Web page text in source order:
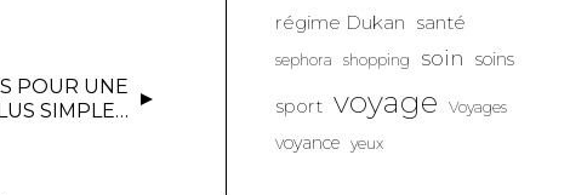
POUR UNE
SIMPLE…
régime Dukan santé
sephora shopping soin soins
sport voyage Voyages
voyance yeux